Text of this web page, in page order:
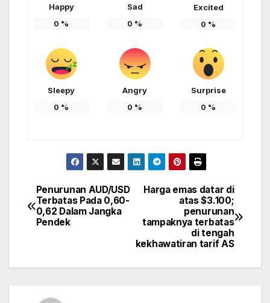
Happy
0 %
Sad
0 %
Excited
0 %
Sleepy
0 %
Angry
0 %
Surprise
0 %
Post
navigation
Harga emas datar di
atas $3.100;
penurunan
tampaknya terbatas
di tengah
kekhawatiran tarif AS
Penurunan AUD/USD
Terbatas Pada 0,60-
0,62 Dalam Jangka
Pendek